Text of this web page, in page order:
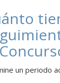
un periodo